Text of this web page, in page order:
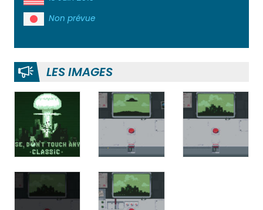
Non prévue
LES IMAGES